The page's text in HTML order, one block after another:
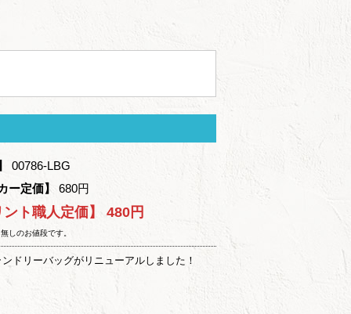
00786-LBG
ー定価】
680円
ト職人定価】 480円
しのお値段です。
ドリーバッグがリニューアルしました！